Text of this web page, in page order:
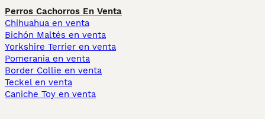
Perros Cachorros En Venta
Chihuahua en venta
Bichón Maltés en venta
Yorkshire Terrier en venta
Pomerania en venta
Border Collie en venta
Teckel en venta
Caniche Toy en venta